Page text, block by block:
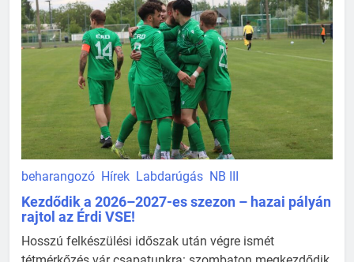
beharangozó Hírek Labdarúgás NB III
Kezdődik a 2026–2027-es szezon – hazai pályán
rajtol az Érdi VSE!
Hosszú felkészülési időszak után végre ismét